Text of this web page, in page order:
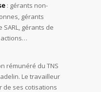
: gérants non-
gérants
gérants de
rémunéré du TNS
Le travailleur
de ses cotisations